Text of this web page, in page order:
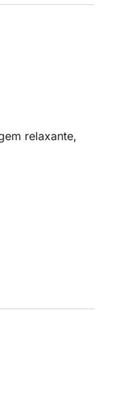
relaxante,